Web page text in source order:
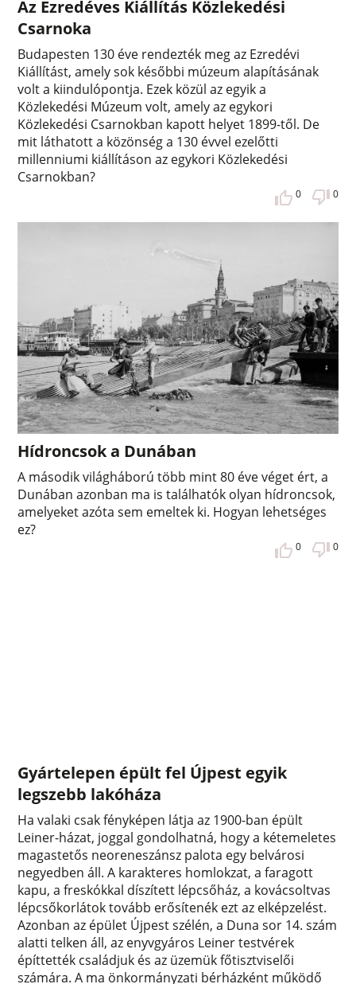
Az Ezredéves Kiállítás Közlekedési
Csarnoka
Budapesten 130 éve rendezték meg az Ezredévi
Kiállítást, amely sok későbbi múzeum alapításának
volt a kiindulópontja. Ezek közül az egyik a
Közlekedési Múzeum volt, amely az egykori
Közlekedési Csarnokban kapott helyet 1899-től. De
mit láthatott a közönség a 130 évvel ezelőtti
millenniumi kiállításon az egykori Közlekedési
Csarnokban?
0 0
Hídroncsok a Dunában
A második világháború több mint 80 éve véget ért, a
Dunában azonban ma is találhatók olyan hídroncsok,
amelyeket azóta sem emeltek ki. Hogyan lehetséges
ez?
0 0
Gyártelepen épült fel Újpest egyik
legszebb lakóháza
Ha valaki csak fényképen látja az 1900-ban épült
Leiner-házat, joggal gondolhatná, hogy a kétemeletes
magastetős neoreneszánsz palota egy belvárosi
negyedben áll. A karakteres homlokzat, a faragott
kapu, a freskókkal díszített lépcsőház, a kovácsoltvas
lépcsőkorlátok tovább erősítenék ezt az elképzelést.
Azonban az épület Újpest szélén, a Duna sor 14. szám
alatti telken áll, az enyvgyáros Leiner testvérek
építtették családjuk és az üzemük főtisztviselői
számára. A ma önkormányzati bérházként működő